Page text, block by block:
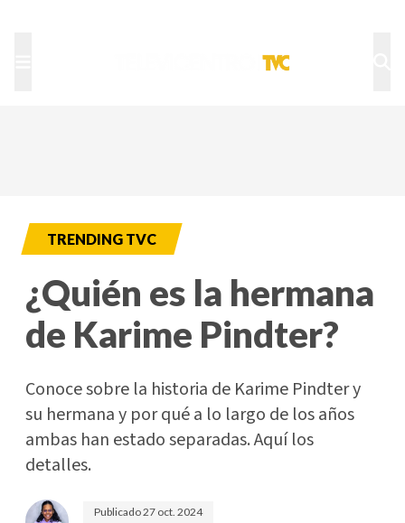
TRENDING TVC
¿Quién es la hermana
de Karime Pindter?
Conoce sobre la historia de Karime Pindter y
su hermana y por qué a lo largo de los años
ambas han estado separadas. Aquí los
detalles.
Publicado27 oct. 2024